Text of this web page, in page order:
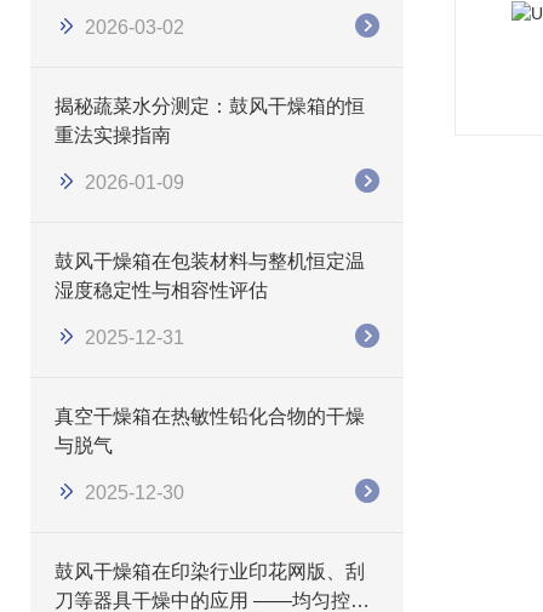
2026-03-02
揭秘蔬菜水分测定：鼓风干燥箱的恒
重法实操指南
2026-01-09
鼓风干燥箱在包装材料与整机恒定温
湿度稳定性与相容性评估
2025-12-31
真空干燥箱在热敏性铅化合物的干燥
与脱气
2025-12-30
鼓风干燥箱在印染行业印花网版、刮
刀等器具干燥中的应用 ——均匀控温